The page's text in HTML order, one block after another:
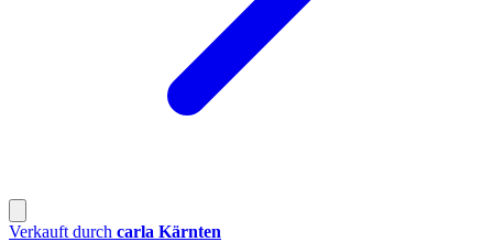
Verkauft durch carla Kärnten